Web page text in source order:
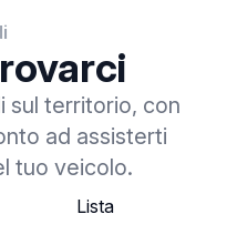
sul territorio, con
ad assisterti
tuo veicolo.
Lista